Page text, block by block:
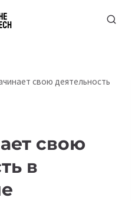
свою деятельность
свою
в